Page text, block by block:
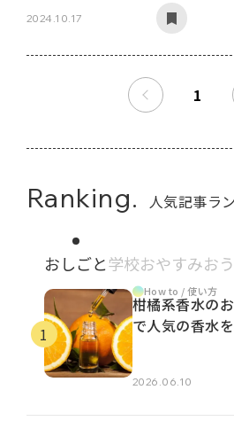
2024.10.17
1
Ranking. 人気記事ラ
おしごと学校おやすみお
How to / 使い方
柑橘系香水の
で人気の香水
2026.06.10